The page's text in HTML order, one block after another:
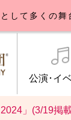
して多くの
公演･イ
イベント
知らせ一覧
劇団について
」(3/19掲